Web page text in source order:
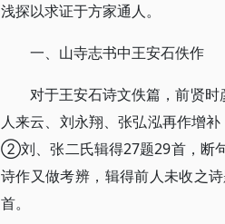
浅探以求证于方家通人。
一、山寺志书中王安石佚作
对于王安石诗文佚篇，前贤
人来云、刘永翔、张弘泓再作增
②刘、张二氏辑得27题29首，断
诗作又做考辨，辑得前人未收之
首。